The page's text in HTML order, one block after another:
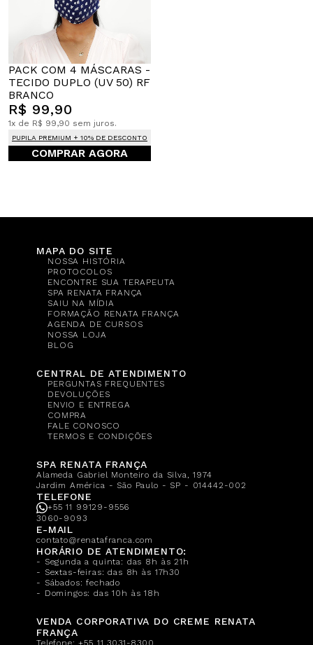
PACK COM 4 MÁSCARAS -
TECIDO DUPLO (UV 50) RF
BRANCO
R$ 99,90
1x de R$ 99,90 sem juros.
PUPILA PREMIUM + 10% DE DESCONTO
COMPRAR AGORA
MAPA DO SITE
NOSSA HISTÓRIA
PROTOCOLOS
ENCONTRE SUA TERAPEUTA
SPA RENATA FRANÇA
SAIU NA MÍDIA
FORMAÇÃO RENATA FRANÇA
AGENDA DE CURSOS
NOSSA LOJA
BLOG
CENTRAL DE ATENDIMENTO
PERGUNTAS FREQUENTES
DEVOLUÇÕES
ENVIO E ENTREGA
COMPRA
FALE CONOSCO
TERMOS E CONDIÇÕES
SPA RENATA FRANÇA
Alameda Gabriel Monteiro da Silva, 1974
Jardim América - São Paulo - SP - 014442-002
TELEFONE
+55 11 99129-9556
3060-9093
E-MAIL
contato@renatafranca.com
HORÁRIO DE ATENDIMENTO:
- Segunda a quinta: das 8h às 21h
- Sextas-feiras: das 8h às 17h30
- Sábados: fechado
- Domingos: das 10h às 18h
VENDA CORPORATIVA DO CREME RENATA
FRANÇA
Telefone:+55 11 3031-8300